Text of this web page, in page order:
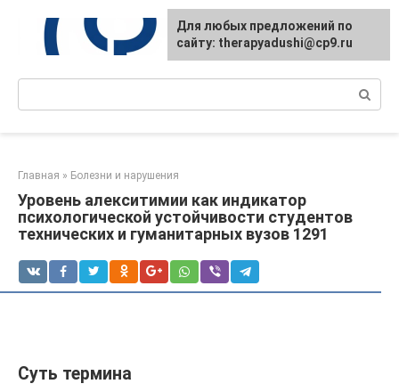
контенту
Главная » Болезни и нарушения
Уровень алекситимии как индикатор
психологической устойчивости студентов
технических и гуманитарных вузов 1291
Суть термина
Для любых предложений по
сайту: therapyadushi@cp9.ru